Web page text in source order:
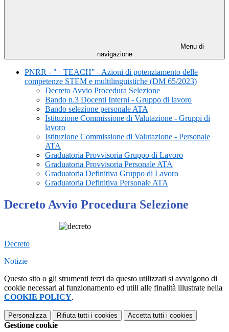
Menu di
navigazione
PNRR - "+ TEACH" - Azioni di potenziamento delle
competenze STEM e multilinguistiche (DM 65/2023)
Decreto Avvio Procedura Selezione
Bando n.3 Docenti Interni - Gruppo di lavoro
Bando selezione personale ATA
Istituzione Commissione di Valutazione - Gruppi di
lavoro
Istituzione Commissione di Valutazione - Personale
ATA
Graduatoria Provvisoria Gruppo di Lavoro
Graduatoria Provvisoria Personale ATA
Graduatoria Definitiva Gruppo di Lavoro
Graduatoria Definitiva Personale ATA
Decreto Avvio Procedura Selezione
Decreto
Notizie
Questo sito o gli strumenti terzi da questo utilizzati si avvalgono di
cookie necessari al funzionamento ed utili alle finalità illustrate nella
COOKIE POLICY.
Personalizza Rifiuta tutti i cookies Accetta tutti i cookies
Gestione cookie